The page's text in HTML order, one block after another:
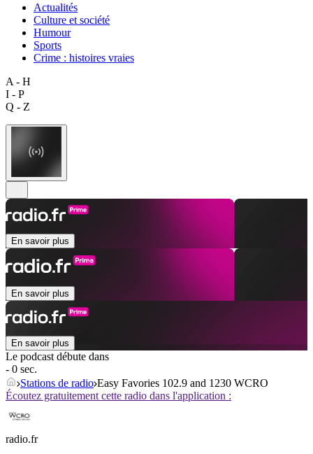
Actualités
Culture et société
Humour
Sports
Crime : histoires vraies
A - H
I - P
Q - Z
En savoir plus
En savoir plus
En savoir plus
Le podcast débute dans
- 0 sec.
Stations de radio Easy Favories 102.9 and 1230 WCRO
Écoutez gratuitement cette radio dans l'application :
radio.fr